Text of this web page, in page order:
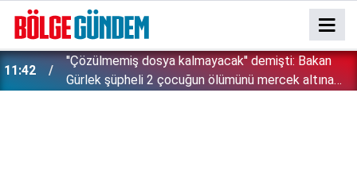
11:28
İsrail zulümde sınır tanımıyor: Bu kez kendi
vatandaşlarını hedef aldı!